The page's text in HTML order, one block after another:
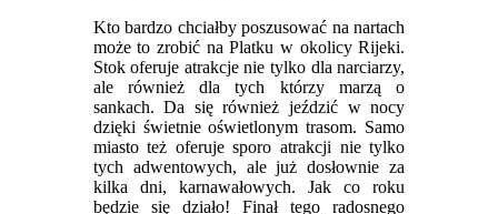
Kto bardzo chciałby poszusować na nartach
może to zrobić na Platku w okolicy Rijeki.
Stok oferuje atrakcje nie tylko dla narciarzy,
ale również dla tych którzy marzą o
sankach. Da się również jeździć w nocy
dzięki świetnie oświetlonym trasom. Samo
miasto też oferuje sporo atrakcji nie tylko
tych adwentowych, ale już dosłownie za
kilka dni, karnawałowych. Jak co roku
będzie się działo! Finał tego radosnego